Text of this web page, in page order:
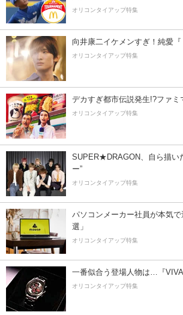
オリコンタイアップ特集
向井康二イケメンすぎ！純愛『
オリコンタイアップ特集
デカすぎ都市伝説発生!?ファミ
オリコンタイアップ特集
SUPER★DRAGON、自ら描い
ー”
オリコンタイアップ特集
パソコンメーカー社員が本気
選」
オリコンタイアップ特集
一番似合う登場人物は…『
オリコンタイアップ特集